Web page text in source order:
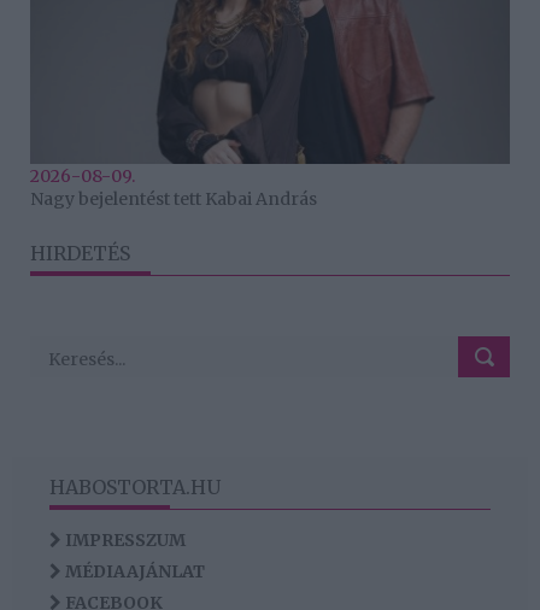
2026-08-09.
Nagy bejelentést tett Kabai András
HIRDETÉS
HABOSTORTA.HU
IMPRESSZUM
MÉDIAAJÁNLAT
FACEBOOK